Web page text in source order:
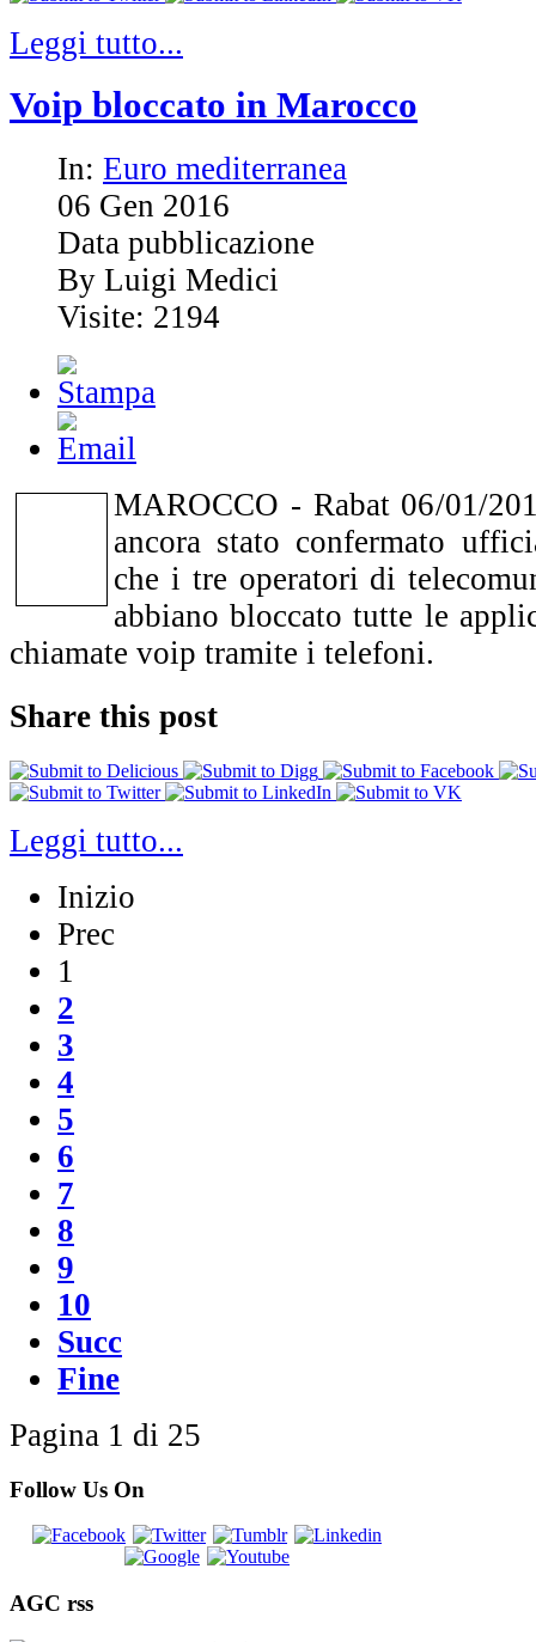
Leggi tutto...
Voip bloccato in Marocco
In: Euro mediterranea
06 Gen 2016
Data pubblicazione
By Luigi Medici
Visite: 2194
MAROCCO - Rabat 06/01/
ancora stato confermato
che i tre operatori di
abbiano bloccato tutte le
chiamate voip tramite i telefoni.
Share this post
Leggi tutto...
Inizio
Prec
1
2
3
4
5
6
7
8
9
10
Succ
Fine
Pagina 1 di 25
Follow Us On
AGC rss